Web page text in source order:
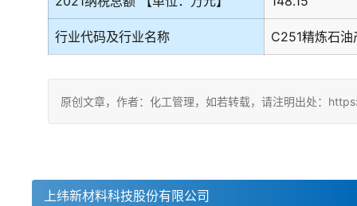
行业代码及行业名称 C251精炼石
原创文章，作者：化工管理，如若转载，请注明出处：
上纬新材料科技股份有限公司